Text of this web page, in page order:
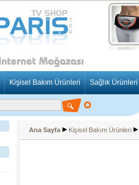
Kişisel Bakım Ürünleri Sağlık Ürünleri
Ana Sayfa Kişisel Bakım Ürünleri